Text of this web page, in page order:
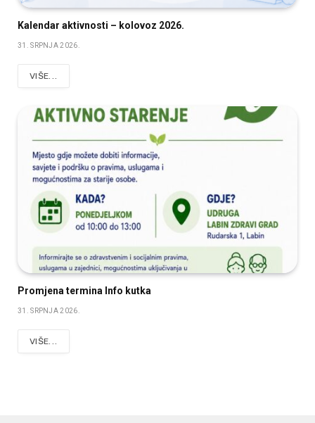
Kalendar aktivnosti – kolovoz 2026.
31. SRPNJA 2026.
VIŠE...
Promjena termina Info kutka
31. SRPNJA 2026.
VIŠE...